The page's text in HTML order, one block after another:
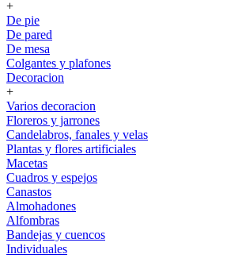
+
De pie
De pared
De mesa
Colgantes y plafones
Decoracion
+
Varios decoracion
Floreros y jarrones
Candelabros, fanales y velas
Plantas y flores artificiales
Macetas
Cuadros y espejos
Canastos
Almohadones
Alfombras
Bandejas y cuencos
Individuales